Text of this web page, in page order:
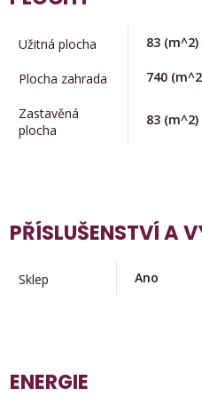
Užitná plocha 83 (m^2)
Plocha zahrada 740
Zastavěná
plocha
83 (m^2)
PŘÍSLUŠENSTVÍ A
Sklep Ano
ENERGIE